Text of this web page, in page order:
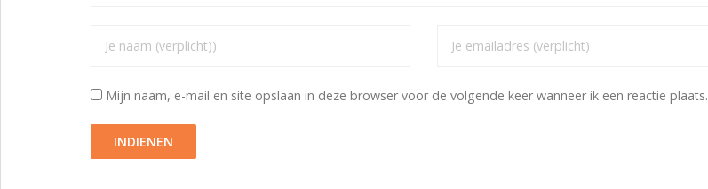
Mijn naam, e-mail en site opslaan in deze browser voor de volgende keer wanneer ik een reactie plaats.